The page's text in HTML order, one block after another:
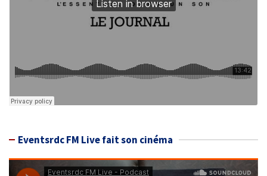
Eventsrdc FM Live fait son cinéma